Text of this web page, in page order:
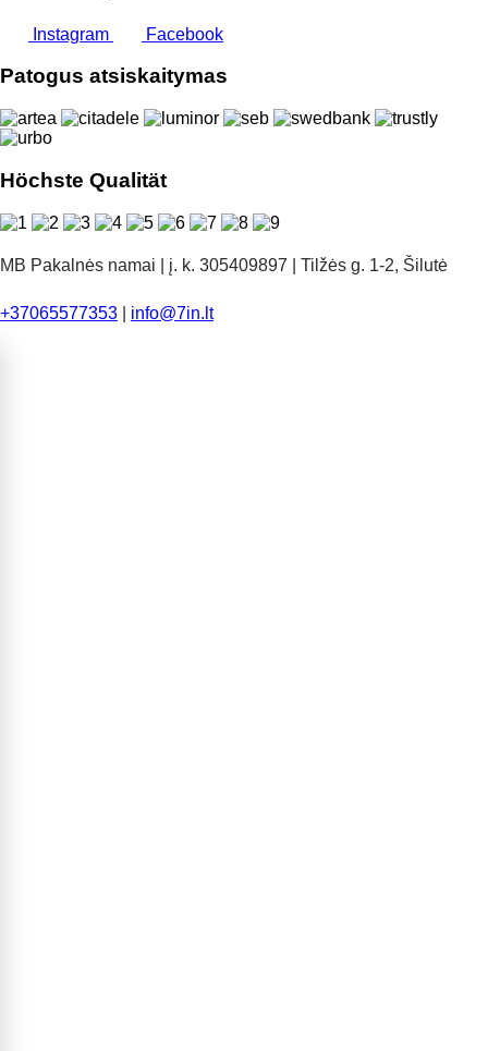
Instagram Facebook
Patogus atsiskaitymas
Höchste Qualität
MB Pakalnės namai | į. k. 305409897 | Tilžės g. 1-2, Šilutė
+37065577353 info@7in.lt